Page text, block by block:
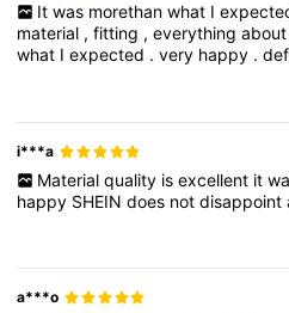
It was morethan what I
material ,fitting ,everything
what Iexpected .very happy .
i***a
Material quality is excellent it
happy SHEINdoes notdisappoint
a***o